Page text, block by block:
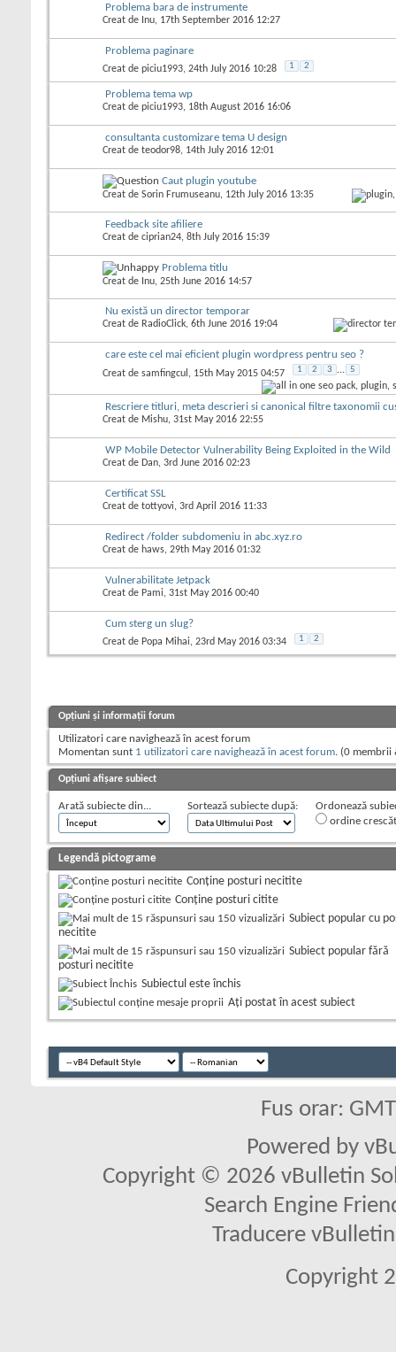
Problema bara de instrumente
Creat de Inu, 17th September 2016 12:27
Problema paginare
Creat de piciu1993, 24th July 2016 10:28 1 2
Problema tema wp
Creat de piciu1993, 18th August 2016 16:06
consultanta customizare tema U design
Creat de teodor98, 14th July 2016 12:01
Caut plugin youtube
Creat de Sorin Frumuseanu, 12th July 2016 13:35
Feedback site afiliere
Creat de ciprian24, 8th July 2016 15:39
Problema titlu
Creat de Inu, 25th June 2016 14:57
Nu există un director temporar
Creat de RadioClick, 6th June 2016 19:04
care este cel mai eficient plugin wordpress pentru seo ?
Creat de samfingcul , 15th May 2015 04:57 1 2 3 ... 5
Rescriere titluri, meta descrieri si canonical filtre taxonomii
Creat de Mishu, 31st May 2016 22:55
WP Mobile Detector Vulnerability Being Exploited in the Wild
Creat de Dan, 3rd June 2016 02:23
Certificat SSL
Creat de tottyovi, 3rd April 2016 11:33
Redirect /folder subdomeniu in abc.xyz.ro
Creat de haws, 29th May 2016 01:32
Vulnerabilitate Jetpack
Creat de Pami, 31st May 2016 00:40
Cum sterg un slug?
Creat de Popa Mihai, 23rd May 2016 03:34 1 2
Opțiuni și informații forum
Utilizatori care navighează în acest forum
Momentan sunt 1 utilizatori care navighează în acest forum. (0 membrii
Opțiuni afișare subiect
Arată subiecte din... Sortează subiecte după:
Ordonează
ordine
Legendă pictograme
Conține posturi necitite
Conține posturi citite
Subiect popular cu
necitite
Subiect popular fără
posturi necitite
Subiectul este închis
Aţi postat în acest subiect
Fus orar:
Powered by
Copyright © 2026 vBulletin
Search Engine
Traducere
Copyright